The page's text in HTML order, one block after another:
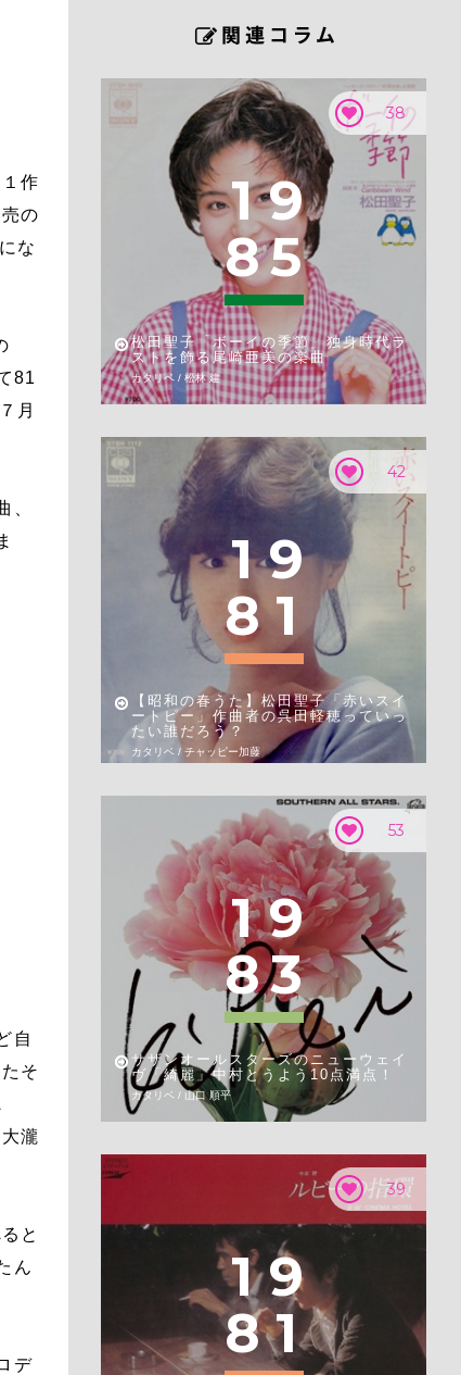
作
の
な
81
月
、
自
そ
瀧
と
ん
デ
38
1 9
85
松田聖子「ボーイの季節」独身時代ラ
ストを飾る尾崎亜美の楽曲
カタリベ / 松林 建
42
1 9
8 1
【昭和の春うた】松田聖子「赤いスイ
ートピー」作曲者の呉田軽穂っていっ
たい誰だろう？
カタリベ / チャッピー加藤
53
1 9
83
サザンオールスターズのニューウェイ
ヴ「綺麗」中村とうよう10点満点！
カタリベ / 山口 順平
39
1 9
8 1